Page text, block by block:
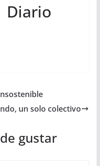
Diario
un solo colectivo
gustar